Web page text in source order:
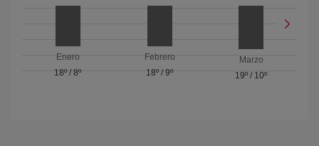
Enero
18º/8º
Febrero
18º/ 9º
Marzo
19º / 10º